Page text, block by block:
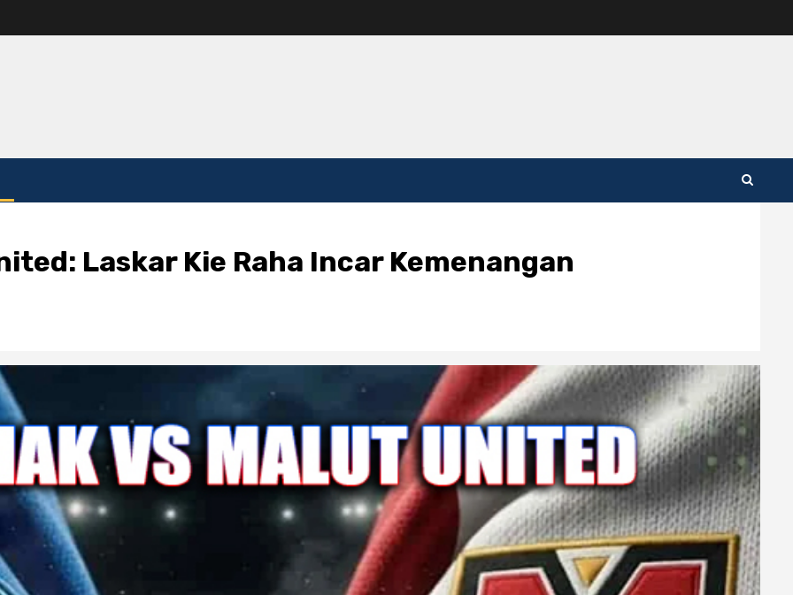
Laskar Kie Raha Incar Kemenangan